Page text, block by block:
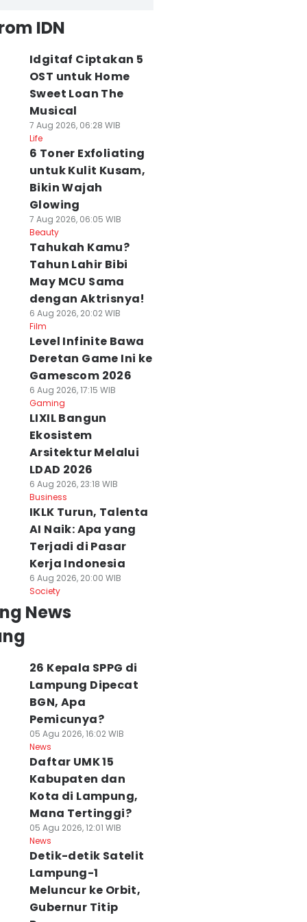
IDN
Idgitaf Ciptakan 5
OST untuk Home
Sweet Loan The
Musical
7 Aug 2026, 06:28 WIB
Life
6 Toner Exfoliating
untuk Kulit Kusam,
Bikin Wajah
Glowing
7 Aug 2026, 06:05 WIB
Beauty
Tahukah Kamu?
Tahun Lahir Bibi
May MCU Sama
dengan Aktrisnya!
6 Aug 2026, 20:02 WIB
Film
Level Infinite Bawa
Deretan Game Ini ke
Gamescom 2026
6 Aug 2026, 17:15 WIB
Gaming
LIXIL Bangun
Ekosistem
Arsitektur Melalui
LDAD 2026
6 Aug 2026, 23:18 WIB
Business
IKLK Turun, Talenta
AI Naik: Apa yang
Terjadi di Pasar
Kerja Indonesia
6 Aug 2026, 20:00 WIB
Society
News
26 Kepala SPPG di
Lampung Dipecat
BGN, Apa
Pemicunya?
05 Agu 2026, 16:02 WIB
News
Daftar UMK 15
Kabupaten dan
Kota di Lampung,
Mana Tertinggi?
05 Agu 2026, 12:01 WIB
News
Detik-detik Satelit
Lampung-1
Meluncur ke Orbit,
Gubernur Titip